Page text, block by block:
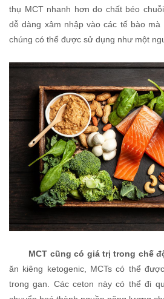
thụ MCT nhanh hơn do chất béo
dễ dàng xâm nhập vào các tế bào
chúng có thể được sử dụng như một
MCT cũng có giá trị trong chế
ăn kiêng ketogenic, MCTs có thể
trong gan. Các ceton này có thể đi